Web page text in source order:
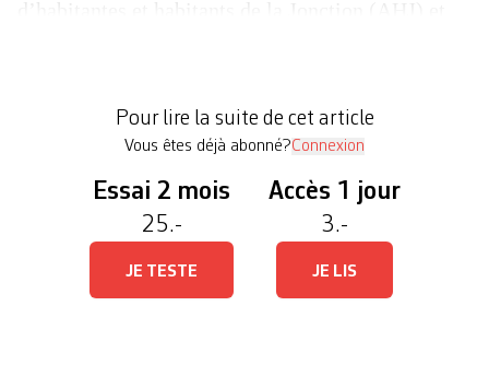
Pour lire la suite de cet article
Vous êtes déjà abonné?Connexion
Essai 2 mois
25.-
JE TESTE
Accès 1 jour
3.-
JE LIS